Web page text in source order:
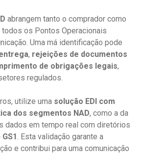
abrangem tanto o comprador como
todos os Pontos Operacionais
Uma má identificação pode
, rejeições de documentos
de obrigações legais,
regulados.
utilize uma solução EDI com
dos segmentos NAD, como a da
dados em tempo real com diretórios
GS1. Esta validação garante a
e contribui para uma comunicação